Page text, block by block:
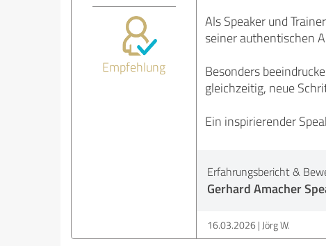
Empfehlung
Als Speaker und
seiner authentischen
Besonders
gleichzeitig, neue
Ein inspirierender
Erfahrungsbericht &
Gerhard Amacher
16.03.2026 Jörg W.